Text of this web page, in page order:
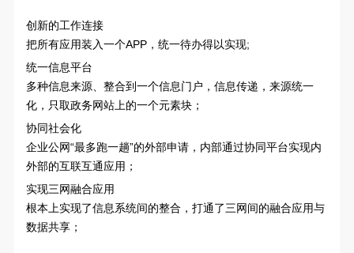
创新的工作连接
把所有应用装入一个APP，统一待办得以实现;
统一信息平台
多种信息来源、整合到一个信息门户，信息传递，来源统一
化，只取政务网站上的一个元素块；
协同社会化
企业公网“最多跑一趟”的外部申请，内部通过协同平台实现内
外部的互联互通应用；
实现三网融合应用
根本上实现了信息系统间的整合，打通了三网间的融合应用与
数据共享；